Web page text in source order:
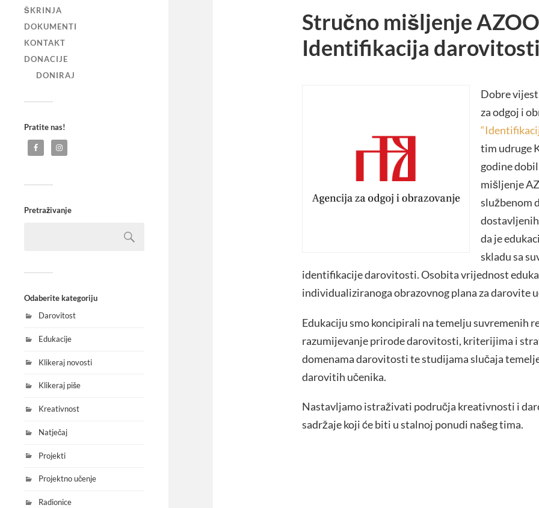
ŠKRINJA
DOKUMENTI
KONTAKT
DONACIJE
DONIRAJ
Pratite nas!
Pretraživanje
Odaberite kategoriju
Darovitost
Edukacije
Klikeraj novosti
Klikeraj piše
Kreativnost
Natječaj
Projekti
Projektno učenje
Radionice
Stručno mišljenje
Identifikacija
Dobre
za odgoj i
tim udruge
godine
mišljenje
službenom
da je
skladu sa
identifikacije darovitosti. Osobita vrijednost
individualiziranoga obrazovnog plana za darovite
Edukaciju smo koncipirali na temelju suvremenih
razumijevanje prirode darovitosti, kriterijima i
domenama darovitosti te studijama slučaja
darovitih učenika.
Nastavljamo istraživati područja kreativnosti i
sadržaje koji će biti u stalnoj ponudi našeg tima.